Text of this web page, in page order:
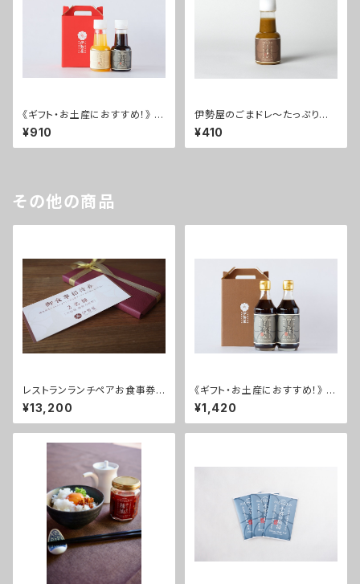
《ギフト・お土産におすすめ！》 く
ろぽん・しろぽん ミニサイズ2本
セット
¥910
伊勢屋のごまドレ～たっぷりご
まの風味香るオリジナルドレッシ
ング
¥410
その他の商品
レストランランチペアお食事券
【日頃のありがとうを届けよう！】
～大浴場温泉入浴付き～
¥13,200
《ギフト・お土産におすすめ！》 く
ろぽん 2本セット
¥1,420